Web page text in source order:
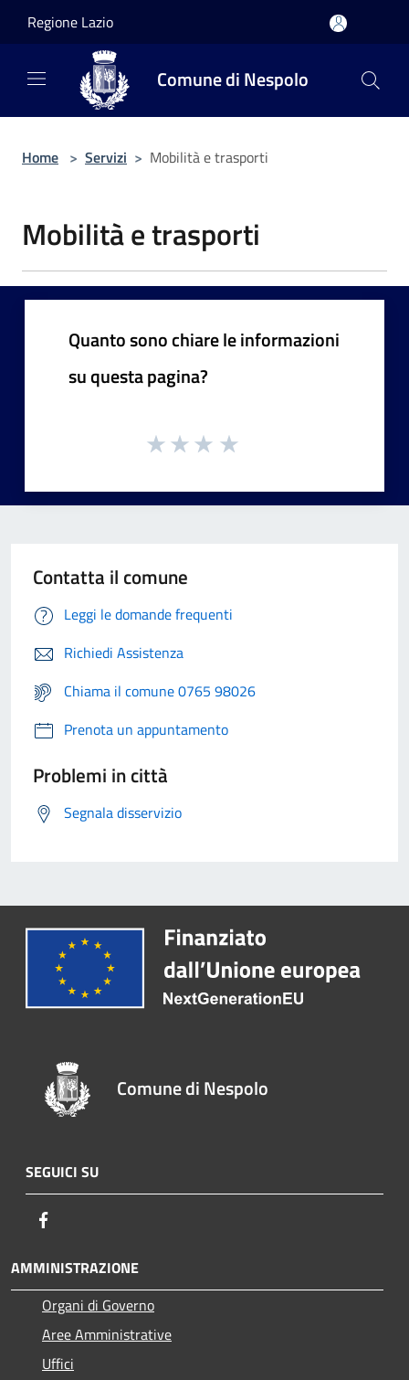
Regione Lazio
Comune di Nespolo
Home > Servizi > Mobilità e trasporti
Mobilità e trasporti
Quanto sono chiare le informazioni
su questa pagina?
Contatta il comune
Leggi le domande frequenti
Richiedi Assistenza
Chiama il comune 0765 98026
Prenota un appuntamento
Problemi in città
Segnala disservizio
Comune di Nespolo
SEGUICI SU
AMMINISTRAZIONE
Organi di Governo
Aree Amministrative
Uffici